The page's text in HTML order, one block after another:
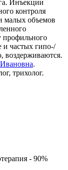
Инъекции
контроля
малых объемов
профильного
и частых гипо-/
воздерживаются.
.
трихолог.